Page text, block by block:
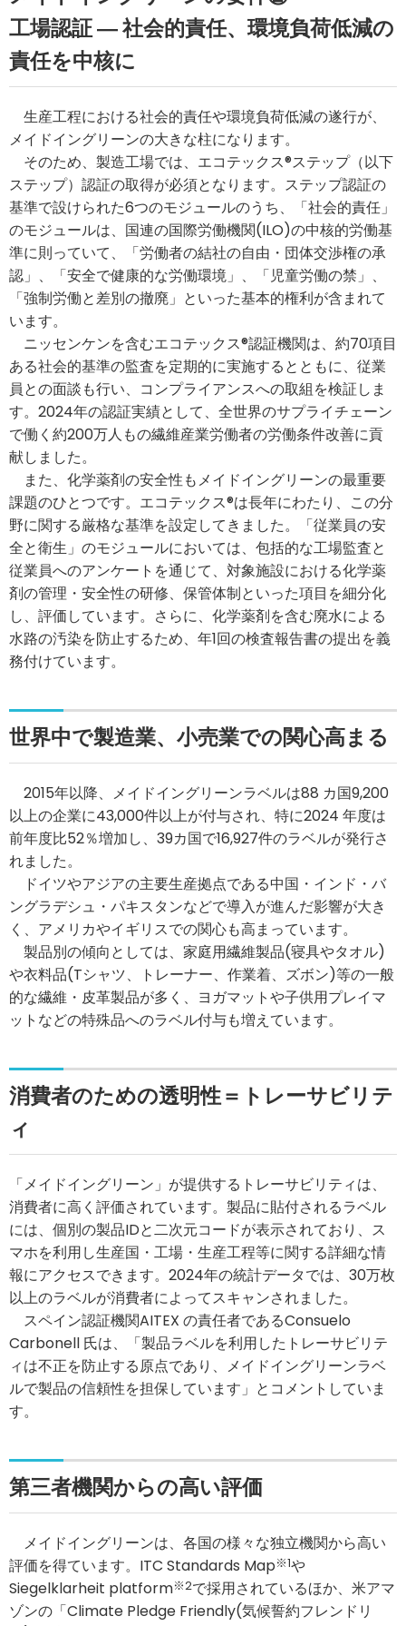
工場認証 ― 社会的責任、環境負荷低減の
責任を中核に
生産工程における社会的責任や環境負荷低減の遂行が、
メイドイングリーンの大きな柱になります。
そのため、製造工場では、エコテックス®ステップ（以下
ステップ）認証の取得が必須となります。ステップ認証の
基準で設けられた6つのモジュールのうち、「社会的責任」
のモジュールは、国連の国際労働機関(ILO)の中核的労働基
準に則っていて、「労働者の結社の自由・団体交渉権の承
認」、「安全で健康的な労働環境」、「児童労働の禁」、
「強制労働と差別の撤廃」といった基本的権利が含まれて
います。
ニッセンケンを含むエコテックス®認証機関は、約70項目
ある社会的基準の監査を定期的に実施するとともに、従業
員との面談も行い、コンプライアンスへの取組を検証しま
す。2024年の認証実績として、全世界のサプライチェーン
で働く約200万人もの繊維産業労働者の労働条件改善に貢
献しました。
また、化学薬剤の安全性もメイドイングリーンの最重要
課題のひとつです。エコテックス®は長年にわたり、この分
野に関する厳格な基準を設定してきました。「従業員の安
全と衛生」のモジュールにおいては、包括的な工場監査と
従業員へのアンケートを通じて、対象施設における化学薬
剤の管理・安全性の研修、保管体制といった項目を細分化
し、評価しています。さらに、化学薬剤を含む廃水による
水路の汚染を防止するため、年1回の検査報告書の提出を義
務付けています。
世界中で製造業、小売業での関心高まる
2015年以降、メイドイングリーンラベルは88 カ国9,200
以上の企業に43,000件以上が付与され、特に2024 年度は
前年度比52％増加し、39カ国で16,927件のラベルが発行さ
れました。
ドイツやアジアの主要生産拠点である中国・インド・バ
ングラデシュ・パキスタンなどで導入が進んだ影響が大き
く、アメリカやイギリスでの関心も高まっています。
製品別の傾向としては、家庭用繊維製品(寝具やタオル)
や衣料品(Tシャツ、トレーナー、作業着、ズボン)等の一般
的な繊維・皮革製品が多く、ヨガマットや子供用プレイマ
ットなどの特殊品へのラベル付与も増えています。
消費者のための透明性＝トレーサビリテ
ィ
「メイドイングリーン」が提供するトレーサビリティは、
消費者に高く評価されています。製品に貼付されるラベル
には、個別の製品IDと二次元コードが表示されており、ス
マホを利用し生産国・工場・生産工程等に関する詳細な情
報にアクセスできます。2024年の統計データでは、30万枚
以上のラベルが消費者によってスキャンされました。
スペイン認証機関AITEX の責任者であるConsuelo
Carbonell 氏は、「製品ラベルを利用したトレーサビリテ
ィは不正を防止する原点であり、メイドイングリーンラベ
ルで製品の信頼性を担保しています」とコメントしていま
す。
第三者機関からの高い評価
メイドイングリーンは、各国の様々な独立機関から高い
評価を得ています。ITC Standards Map※1や
Siegelklarheit platform※2で採用されているほか、米アマ
ゾンの「Climate Pledge Friendly(気候誓約フレンドリ